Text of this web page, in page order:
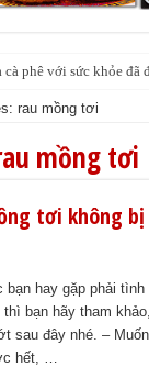
phê với sức khỏe đã
rau mồng tơi
mồng tơi
tơi không
hay gặp phải tình
bạn hãy tham
sau đây nhé. –
hết, …